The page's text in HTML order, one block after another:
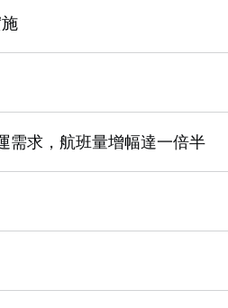
需求，航班量增幅達一倍半